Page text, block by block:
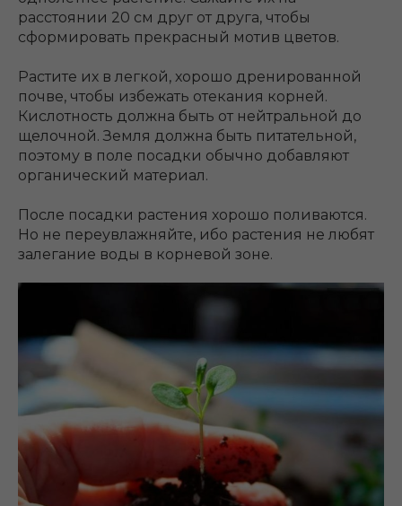
расстоянии 20 см друг от друга, чтобы
сформировать прекрасный мотив цветов.
Растите их в легкой, хорошо дренированной
почве, чтобы избежать отекания корней.
Кислотность должна быть от нейтральной до
щелочной. Земля должна быть питательной,
поэтому в поле посадки обычно добавляют
органический материал.
После посадки растения хорошо поливаются.
Но не переувлажняйте, ибо растения не любят
залегание воды в корневой зоне.